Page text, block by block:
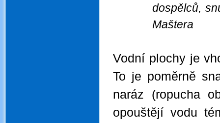
dospělců,
Maštera
Vodní plochy je
To je poměrně
naráz (ropucha
opouštějí vodu